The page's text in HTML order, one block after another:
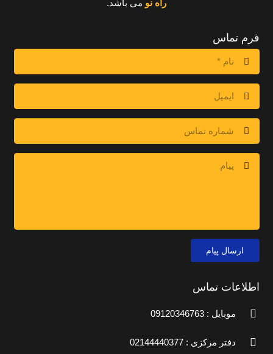
راه نو می باشد.
فرم تماس
ارسال پیام
اطلاعات تماس
موبایل : 09120346763
دفتر مرکزی : 02144440377